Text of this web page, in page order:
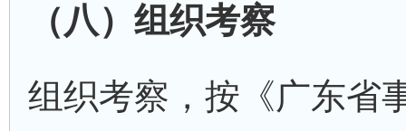
（八）组织考察
组织考察，按《广东省